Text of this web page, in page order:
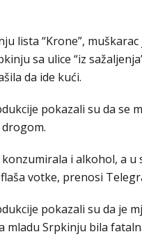
lista “Krone”, muškarac
sa ulice “iz
da ide kući.
pokazali su da se
konzumirala i alkohol, a u
votke, prenosi
pokazali su da je
mladu Srpkinju bila